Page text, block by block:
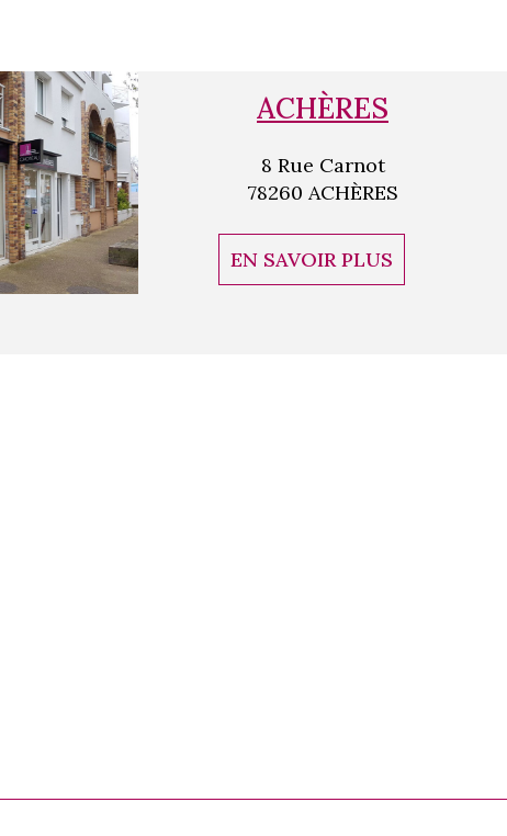
ACHÈRES
8 Rue Carnot
78260 ACHÈRES
EN SAVOIR PLUS